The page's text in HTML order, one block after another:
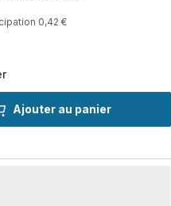
AeroSteam
Plus,
Défroisseur
Ajouter au panier
0,42 €